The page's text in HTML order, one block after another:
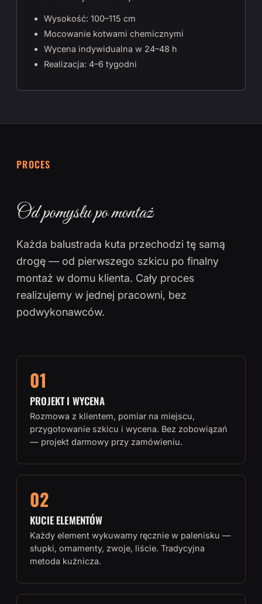
Wysokość: 100–115 cm
Mocowanie kotwami chemicznymi
Wycena indywidualna w 24–48 h
Realizacja: 4–6 tygodni
PROCES
Od pomysłu po montaż
Każda balustrada kuta przechodzi tę samą
drogę — od pierwszego szkicu po finalny
montaż w domu klienta. Cały proces
realizujemy w jednej pracowni, bez
podwykonawców.
01
PROJEKT I WYCENA
Rozmowa z klientem, pomiar na miejscu,
przygotowanie szkicu i wycena. Bez zobowiązań
— projekt darmowy przy zamówieniu.
02
KUCIE ELEMENTÓW
Każdy element wykuwamy ręcznie w palenisku —
słupki, ornamenty, zwoje, liście. Tradycyjna
metoda kuźnicza.